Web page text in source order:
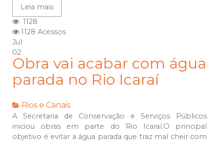
Leia mais
1128
1128 Acessos
Jul
02
Obra vai acabar com água
parada no Rio Icaraí
Rios e Canais
A Secretaria de Conservação e Serviços Públicos
iniciou obras em parte do Rio Icaraí.O principal
objetivo é evitar a água parada que traz mal cheir com